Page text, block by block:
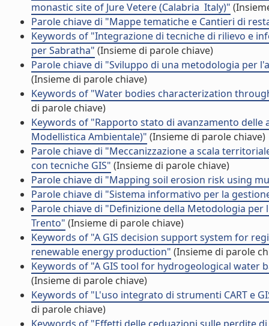
monastic site of Jure Vetere (Calabria  Italy)"
Parole chiave di "Mappe tematiche e Cantieri di
Keywords of "Integrazione di tecniche di rilievo e
per Sabratha" (Insieme di parole chiave)
Parole chiave di "Sviluppo di una metodologia per
(Insieme di parole chiave)
Keywords of "Water bodies characterization
di parole chiave)
Keywords of "Rapporto stato di avanzamento
Modellistica Ambientale)" (Insieme di parole chiave)
Parole chiave di "Meccanizzazione a scala
con tecniche GIS" (Insieme di parole chiave)
Parole chiave di "Mapping soil erosion risk using
Parole chiave di "Sistema informativo per la
Parole chiave di "Definizione della Metodologia
Trento" (Insieme di parole chiave)
Keywords of "A GIS decision support system for
renewable energy production" (Insieme di parole
Keywords of "A GIS tool for hydrogeological water
(Insieme di parole chiave)
Keywords of "L'uso integrato di strumenti CART e
di parole chiave)